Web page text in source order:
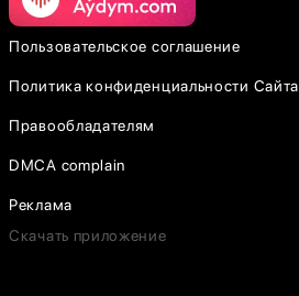
Пользовательское соглашение
Политика конфиденциальности Сайта
Правообладателям
DMCA complain
Реклама
Скачать приложение